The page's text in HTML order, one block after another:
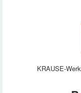
KRAUSE-